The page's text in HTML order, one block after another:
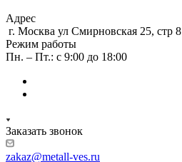
Адрес
г. Москва ул Смирновская 25, стр 8
Режим работы
Пн. – Пт.: с 9:00 до 18:00
Заказать звонок
zakaz@metall-ves.ru